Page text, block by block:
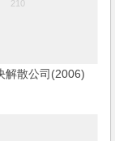
解散公司(2006)